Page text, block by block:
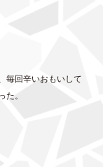
毎回辛いおもいして
た。